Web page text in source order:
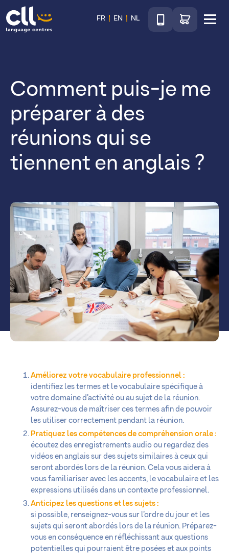
CLL
FR EN NL
TéléphoneAccéder au shop
Comment puis-je me
préparer à des
réunions qui se
tiennent en anglais ?
Améliorez votre vocabulaire professionnel :
identifiez les termes et le vocabulaire spécifique à
votre domaine d’activité ou au sujet de la réunion.
Assurez-vous de maîtriser ces termes afin de pouvoir
les utiliser correctement pendant la réunion.
Pratiquez les compétences de compréhension orale :
écoutez des enregistrements audio ou regardez des
vidéos en anglais sur des sujets similaires à ceux qui
seront abordés lors de la réunion. Cela vous aidera à
vous familiariser avec les accents, le vocabulaire et les
expressions utilisés dans un contexte professionnel.
Anticipez les questions et les sujets :
si possible, renseignez-vous sur l’ordre du jour et les
sujets qui seront abordés lors de la réunion. Préparez-
vous en conséquence en réfléchissant aux questions
potentielles qui pourraient être posées et aux points